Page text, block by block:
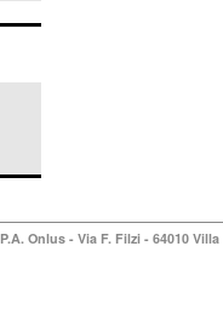
Onlus- Via F. Filzi - 64010